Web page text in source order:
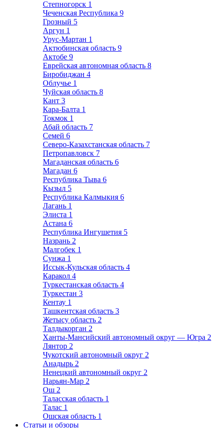
Степногорск 1
Чеченская Республика 9
Грозный 5
Аргун 1
Урус-Мартан 1
Актюбинская область 9
Актобе 9
Еврейская автономная область 8
Биробиджан 4
Облучье 1
Чуйская область 8
Кант 3
Кара-Балта 1
Токмок 1
Абай область 7
Семей 6
Северо-Казахстанская область 7
Петропавловск 7
Магаданская область 6
Магадан 6
Республика Тыва 6
Кызыл 5
Республика Калмыкия 6
Лагань 1
Элиста 1
Астана 6
Республика Ингушетия 5
Назрань 2
Малгобек 1
Сунжа 1
Иссык-Кульская область 4
Каракол 4
Туркестанская область 4
Туркестан 3
Кентау 1
Ташкентская область 3
Жетысу область 2
Талдыкорган 2
Ханты-Мансийский автономный округ — Югра 2
Лянтор 2
Чукотский автономный округ 2
Анадырь 2
Ненецкий автономный округ 2
Нарьян-Мар 2
Ош 2
Таласская область 1
Талас 1
Ошская область 1
Статьи и обзоры